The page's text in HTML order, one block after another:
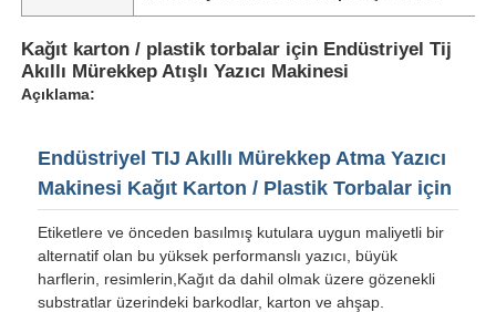
Kağıt karton / plastik torbalar için Endüstriyel Tij
Akıllı Mürekkep Atışlı Yazıcı Makinesi
Açıklama:
Endüstriyel TIJ Akıllı Mürekkep Atma Yazıcı
Makinesi Kağıt Karton / Plastik Torbalar için
Etiketlere ve önceden basılmış kutulara uygun maliyetli bir
alternatif olan bu yüksek performanslı yazıcı, büyük
harflerin, resimlerin,Kağıt da dahil olmak üzere gözenekli
substratlar üzerindeki barkodlar, karton ve ahşap.